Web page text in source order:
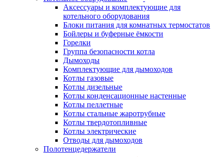
Аксессуары и комплектующие для
котельного оборудования
Блоки питания для комнатных термостатов
Бойлеры и буферные ёмкости
Горелки
Группа безопасности котла
Дымоходы
Комплектующие для дымоходов
Котлы газовые
Котлы дизельные
Котлы конденсационные настенные
Котлы пеллетные
Котлы стальные жаротрубные
Котлы твердотопливные
Котлы электрические
Отводы для дымоходов
Полотенцедержатели